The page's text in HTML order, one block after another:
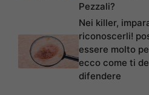
Pezzali?
Nei killer,
riconoscerli!
essere molto
ecco come ti
difendere